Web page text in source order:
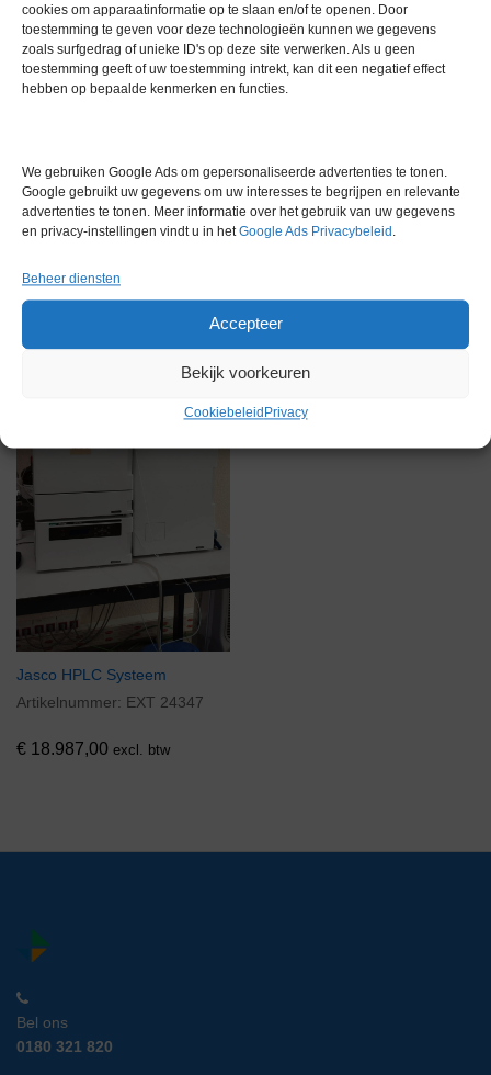
cookies om apparaatinformatie op te slaan en/of te openen. Door
toestemming te geven voor deze technologieën kunnen we gegevens
zoals surfgedrag of unieke ID's op deze site verwerken. Als u geen
toestemming geeft of uw toestemming intrekt, kan dit een negatief effect
hebben op bepaalde kenmerken en functies.
We gebruiken Google Ads om gepersonaliseerde advertenties te tonen.
Google gebruikt uw gegevens om uw interesses te begrijpen en relevante
advertenties te tonen. Meer informatie over het gebruik van uw gegevens
en privacy-instellingen vindt u in hetGoogle Ads Privacybeleid .
Beheer diensten
Accepteer
Bekijk voorkeuren
Cookiebeleid Privacy
Merk Agilent
Gerelateerde producten
Via bemiddeling
Jasco HPLC Systeem
Artikelnummer: EXT 24347
€ 18.987,00 excl. btw
Bel ons
0180 321 820